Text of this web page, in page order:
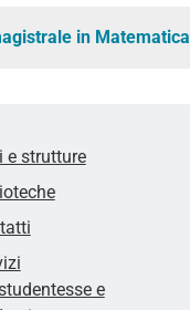
in Matematica
e strutture
e